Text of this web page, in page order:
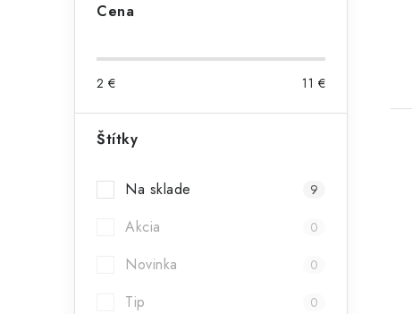
Cena
2 € 11 €
Štítky
Na sklade 9
Akcia 0
Novinka 0
Tip 0